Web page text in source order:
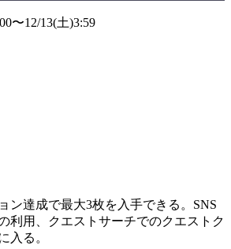
〜12/13(土)3:59
ン達成で最大3枚を入手できる。SNS
利用、クエストサーチでのクエストク
入る。